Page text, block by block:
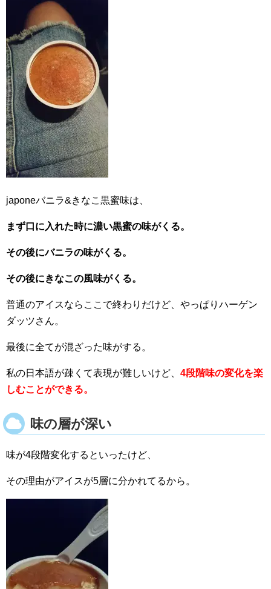
japoneバニラ&きなこ黒蜜味は、
まず口に入れた時に濃い黒蜜の味がくる。
その後にバニラの味がくる。
その後にきなこの風味がくる。
普通のアイスならここで終わりだけど、やっぱりハーゲン
ダッツさん。
最後に全てが混ざった味がする。
私の日本語が疎くて表現が難しいけど、 4段階味の変化を楽
しむことができる。
味の層が深い
味が4段階変化するといったけど、
その理由がアイスが5層に分かれてるから。